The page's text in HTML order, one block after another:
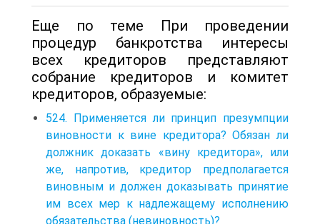
Еще по теме При проведении
процедур банкротства интересы
всех кредиторов представляют
собрание кредиторов и комитет
кредиторов, образуемые:
524. Применяется ли принцип презумпции
виновности к вине кредитора? Обязан ли
должник доказать «вину кредитора», или
же, напротив, кредитор предполагается
виновным и должен доказывать принятие
им всех мер к надлежащему исполнению
обязательства (невиновность)?